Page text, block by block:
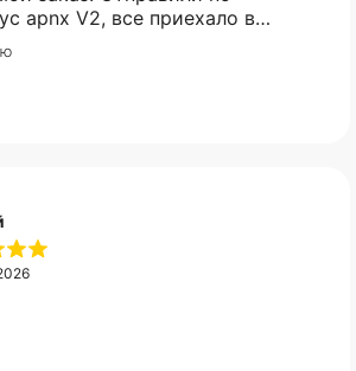
apnx V2, все приехало в
более чем демократичный.
установленный срок.